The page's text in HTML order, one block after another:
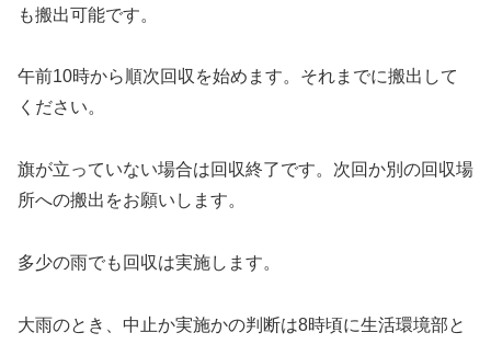
も搬出可能です。
午前10時から順次回収を始めます。それまでに搬出して
ください。
旗が立っていない場合は回収終了です。次回か別の回収場
所への搬出をお願いします。
多少の雨でも回収は実施します。
大雨のとき、中止か実施かの判断は8時頃に生活環境部と